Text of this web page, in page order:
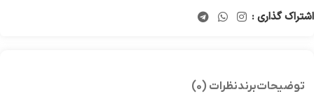
اشتراک گذاری :
توضیحاتبرندنظرات (0)